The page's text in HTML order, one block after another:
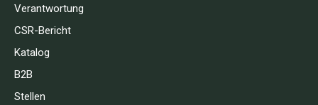
Verantwortung
CSR-Bericht
Katalog
B2B
Stellen